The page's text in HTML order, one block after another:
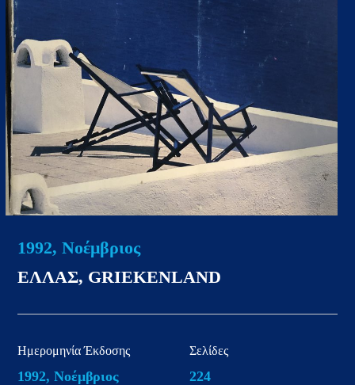
1992, Νοέμβριος
ΕΛΛΑΣ, GRIEKENLAND
Ημερομηνία Έκδοσης
1992, Νοέμβριος
Σελίδες
224